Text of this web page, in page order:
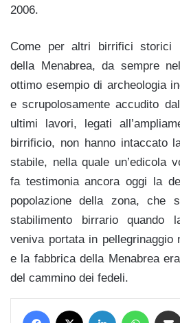
2006.
Come per altri birrifici storici
della Menabrea, da sempre
ottimo esempio di archeologia
e scrupolosamente accudito
ultimi lavori, legati
birrificio, non hanno intaccato
stabile, nella quale un’edicola
fa testimonia ancora oggi la
popolazione della zona, che
stabilimento birrario quando
veniva portata in pellegrinaggio
e la fabbrica della Menabrea
del cammino dei fedeli.
Facebook LinkedIn